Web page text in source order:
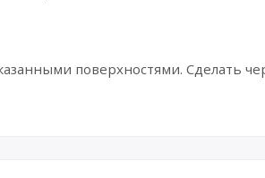
поверхностями. Сделать